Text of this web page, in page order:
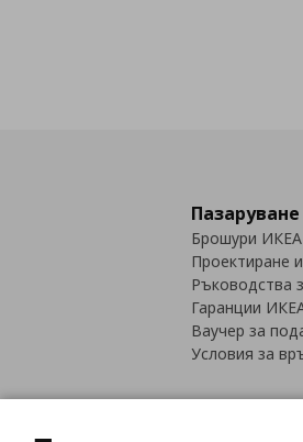
Брошури ИКЕА
Проектиране
Ръководства
Гаранции
Ваучер за
Условия за